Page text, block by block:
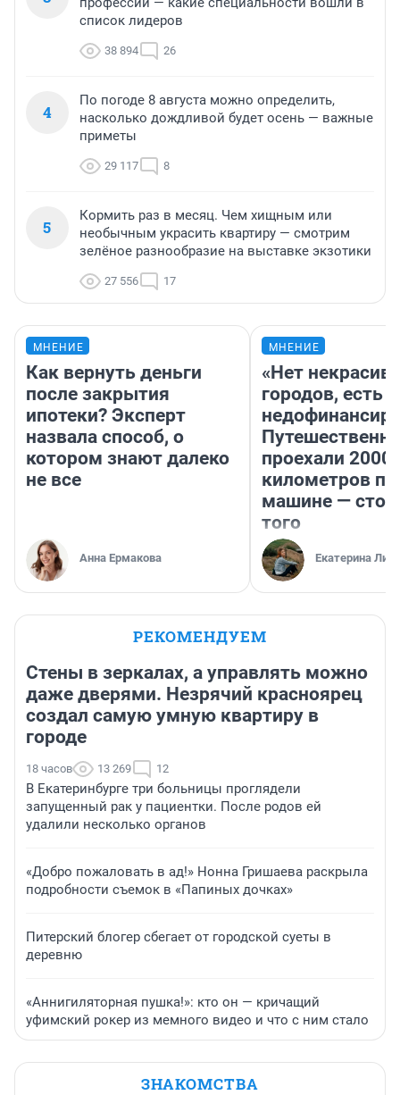
список лидеров
38 894 26
4
По погоде 8 августа можно определить,
насколько дождливой будет осень — важные
приметы
29 117 8
5
Кормить раз в месяц. Чем хищным или
необычным украсить квартиру — смотрим
зелёное разнообразие на выставке экзотики
27 556 17
МНЕНИЕ
Как вернуть деньги
после закрытия
ипотеки? Эксперт
назвала способ, о
котором знают далеко
не все
Анна Ермакова
МНЕНИЕ
«Нет
городов, есть
проехали 2000
километров по
машине —
того
Екатерина
РЕКОМЕНДУЕМ
Стены в зеркалах, а управлять можно
даже дверями. Незрячий красноярец
создал самую умную квартиру в
городе
18 часов 13 269 12
В Екатеринбурге три больницы проглядели
запущенный рак у пациентки. После родов ей
удалили несколько органов
«Добро пожаловать в ад!» Нонна Гришаева раскрыла
подробности съемок в «Папиных дочках»
Питерский блогер сбегает от городской суеты в
деревню
«Аннигиляторная пушка!»: кто он — кричащий
уфимский рокер из мемного видео и что с ним стало
ЗНАКОМСТВА